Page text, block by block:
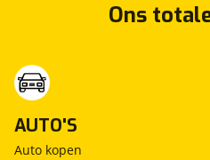
Ons
AUTO'S
Auto kopen